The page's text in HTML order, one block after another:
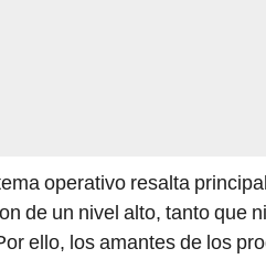
operativo resalta
de un nivel alto, tanto que
ello, los amantes de los